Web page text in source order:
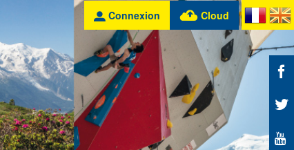
Connexion Cloud